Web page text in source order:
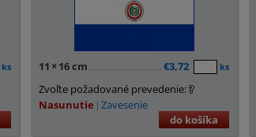
ks 11 × 16 cm €3,72 ks
Zvoľte požadované prevedenie:
Nasunutie Zavesenie
do košíka